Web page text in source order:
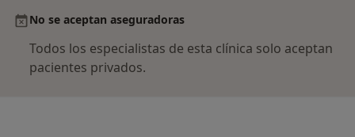
No se aceptan aseguradoras
Todos los especialistas de esta clínica solo aceptan
pacientes privados.